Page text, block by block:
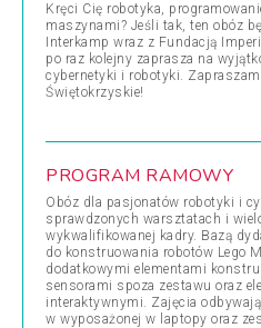
Kręci Cię robotyka,
maszynami? Jeśli tak, ten obóz
Interkamp wraz z Fundacją
po raz kolejny zaprasza na
cybernetyki i robotyki.
Świętokrzyskie!
PROGRAM RAMOWY
Obóz dla pasjonatów robotyki i
sprawdzonych warsztatach i
wykwalifikowanej kadry. Bazą
do konstruowania robotów Lego
dodatkowymi elementami
sensorami spoza zestawu oraz
interaktywnymi. Zajęcia
w wyposażonej w laptopy oraz